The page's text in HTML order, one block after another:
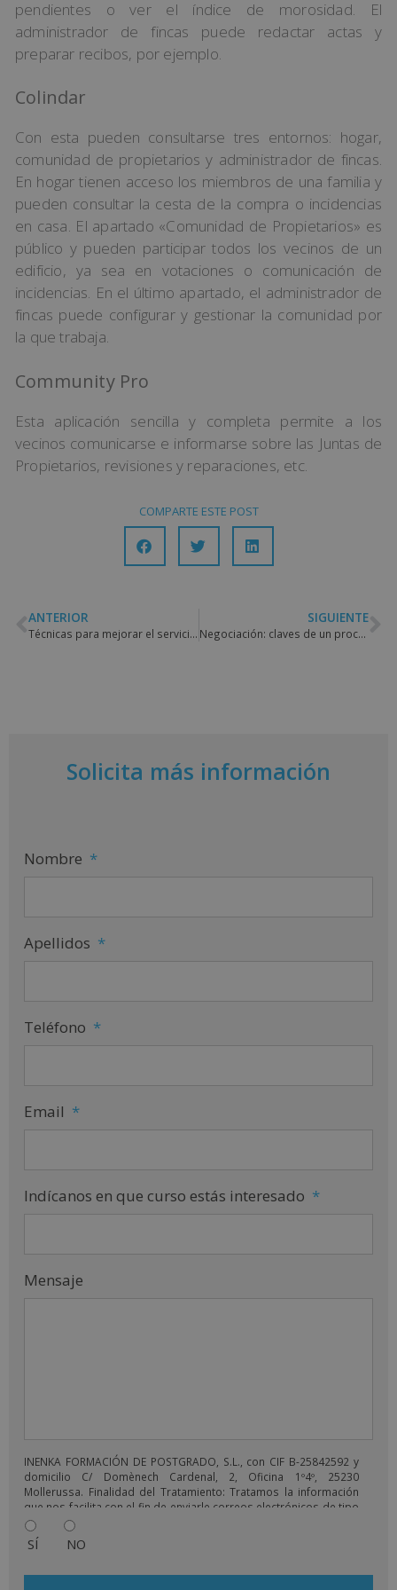
pendientes o ver el índice de morosidad. El
administrador de fincas puede redactar actas y
preparar recibos, por ejemplo.
Colindar
Con esta pueden consultarse tres entornos: hogar,
comunidad de propietarios y administrador de fincas.
En hogar tienen acceso los miembros de una familia y
pueden consultar la cesta de la compra o incidencias
en casa. El apartado «Comunidad de Propietarios» es
público y pueden participar todos los vecinos de un
edificio, ya sea en votaciones o comunicación de
incidencias. En el último apartado, el administrador de
fincas puede configurar y gestionar la comunidad por
la que trabaja.
Community Pro
Esta aplicación sencilla y completa permite a los
vecinos comunicarse e informarse sobre las Juntas de
Propietarios, revisiones y reparaciones, etc.
COMPARTE ESTE POST
ANTERIOR
Técnicas para mejorar el servicio al cliente
SIGUIENTE
Negociación: claves de un proceso básico para las empresas
Solicita más información
Nombre *
Apellidos *
Teléfono *
Email *
Indícanos en que curso estás interesado *
Mensaje
INENKA FORMACIÓN DE POSTGRADO, S.L., con CIF B-25842592 y
domicilio C/ Domènech Cardenal, 2, Oficina 1º4º, 25230
Mollerussa. Finalidad del Tratamiento: Tratamos la información
que nos facilita con el fin de enviarle correos electrónicos de tipo
comercial relacionado con los productos ofrecidos y otros tipo
de productos que fueran de su interés. Legitimación del
tratamiento: Consentimiento del interesado. Derechos: Puede
SÍ NO